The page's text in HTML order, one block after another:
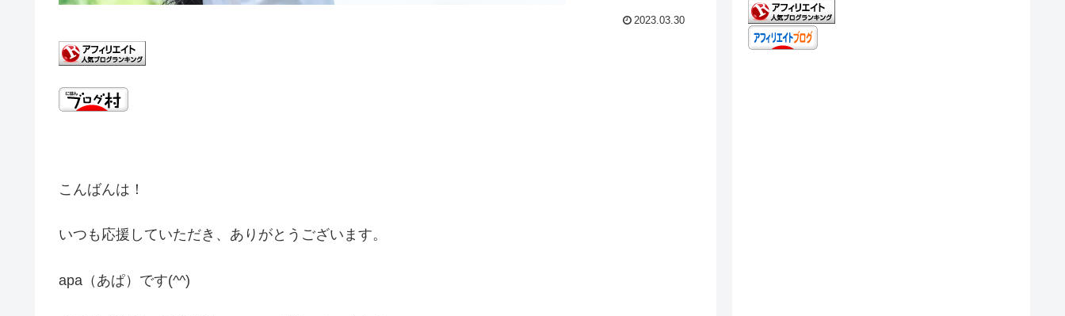
2023.03.30
こんばんは！
いつも応援していただき、ありがとうございます。
apa（あぱ）です(^^)